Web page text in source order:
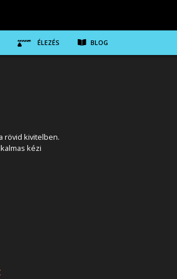
ÉLEZÉS BLOG
rövid kivitelben.
kézi